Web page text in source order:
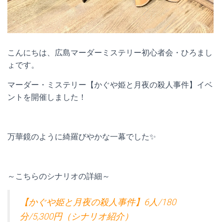
こんにちは、広島マーダーミステリー初心者会・ひろまし
ょです。
マーダー・ミステリー【かぐや姫と月夜の殺人事件】イベ
ントを開催しました！
万華鏡のように綺羅びやかな一幕でした✨
～こちらのシナリオの詳細～
【かぐや姫と月夜の殺人事件】6人/180
分/5,300円（シナリオ紹介）